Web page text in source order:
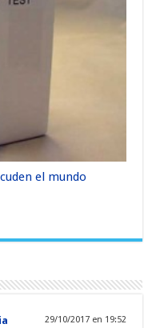
el mundo
29/10/2017 en 19:52